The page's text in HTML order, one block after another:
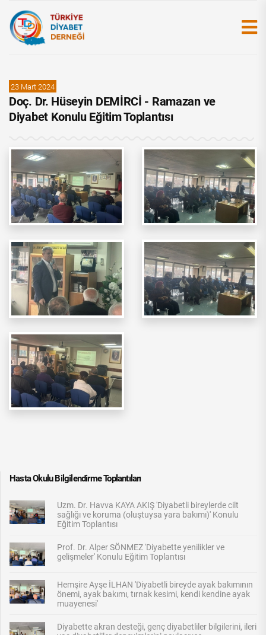
23 Mart 2024
Doç. Dr. Hüseyin DEMİRCİ - Ramazan ve
Diyabet Konulu Eğitim Toplantısı
Hasta Okulu Bilgilendirme Toplantıları
Uzm. Dr. Havva KAYA AKIŞ 'Diyabetli bireylerde cilt
sağlığı ve koruma (oluştuysa yara bakımı)' Konulu
Eğitim Toplantısı
Prof. Dr. Alper SÖNMEZ 'Diyabette yenilikler ve
gelişmeler' Konulu Eğitim Toplantısı
Hemşire Ayşe İLHAN 'Diyabetli bireyde ayak bakımının
önemi, ayak bakımı, tırnak kesimi, kendi kendine ayak
muayenesi'
Diyabette akran desteği, genç diyabetliler bilgilerini, ileri